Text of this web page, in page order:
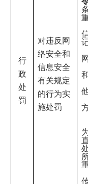
行
政
处
罚
对违反网
络安全和
信息安全
有关规定
的行为实
施处罚